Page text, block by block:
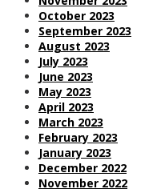
October 2023
September 2023
August 2023
July 2023
June 2023
May 2023
April 2023
March 2023
February 2023
January 2023
December 2022
November 2022